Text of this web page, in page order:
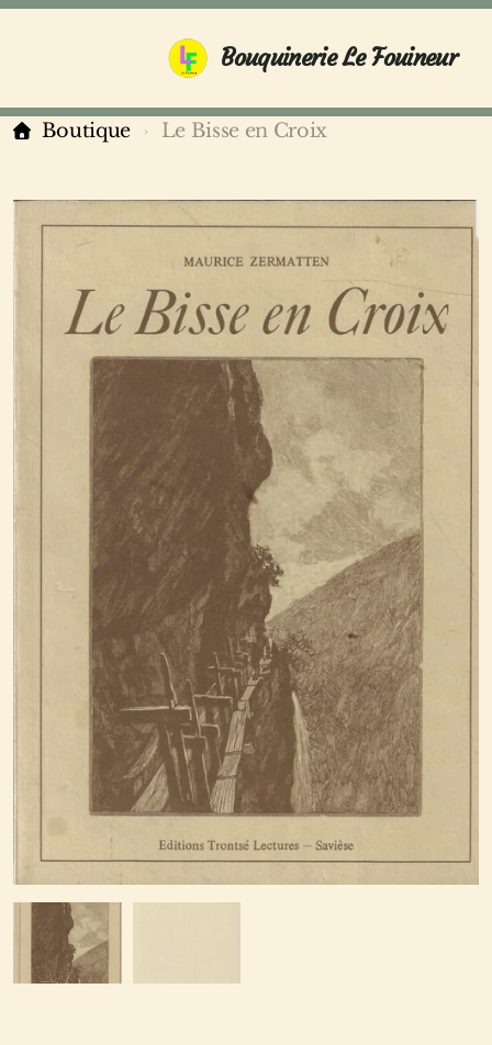
Bouquinerie Le Fouineur
Boutique Le Bisse en Croix